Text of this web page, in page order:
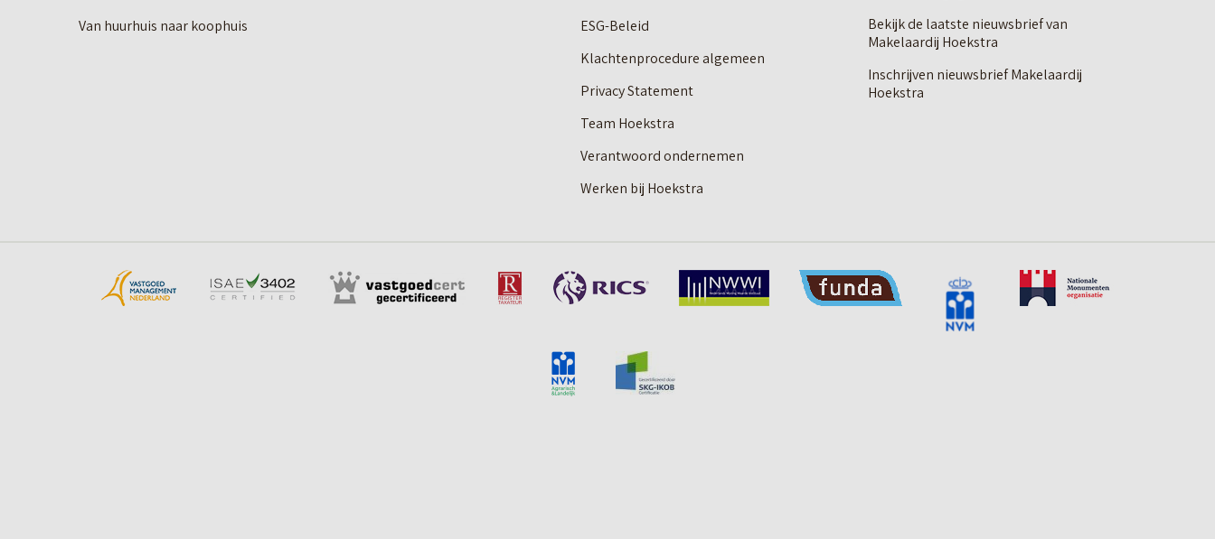
Van huurhuis naar koophuis
ESG-Beleid
Klachtenprocedure algemeen
Privacy Statement
Team Hoekstra
Verantwoord ondernemen
Werken bij Hoekstra
Bekijk de laatste nieuwsbrief van
Makelaardij Hoekstra
Inschrijven nieuwsbrief Makelaardij
Hoekstra